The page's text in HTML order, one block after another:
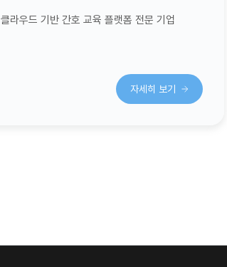
클라우드 기반 간호 교육 플랫폼 전문 기업
자세히 보기